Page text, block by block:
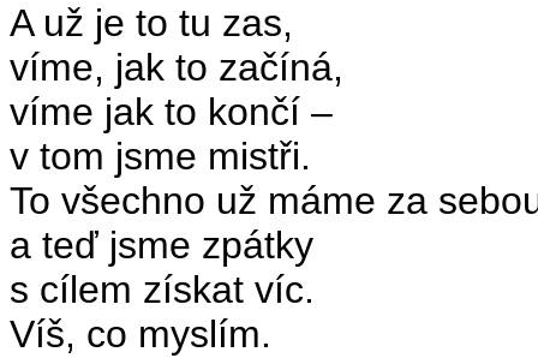
A už je to tu zas,
víme, jak to začíná,
víme jak to končí –
v tom jsme mistři.
To všechno už máme za
a teď jsme zpátky
s cílem získat víc.
Víš, co myslím.